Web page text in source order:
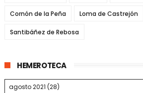
Cornón de la Peña Loma de Castrejón
Santibáñez de Rebosa
HEMEROTECA